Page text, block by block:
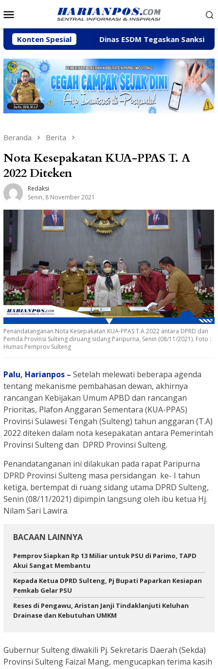
ke
Mobile
Konten Spesial
Feiny Dinas ESDM Tegaskan Sanksi CV BBN
Beranda Berita
Nota Kesepakatan KUA-PPAS T. A
2022 Diteken
Redaksi
Senin, 8 November 2021
Penandatanganan Nota Kesepakatan KUA-PPAS T.A 2022 antara DPRD dan
Pemda Provinsi Sulteng diruang sidang Paripurna, Senin (08/11/2021). Foto :
Humas Pemprov Sulteng
Palu, Harianpos – Setelah melewati beberapa agenda
tentang mekanisme pembahasan dewan, akhirnya
rancangan Kebijakan Umum APBD dan rancangan
Prioritas, Plafon Anggaran Sementara (KUA-PPAS)
Provinsi Sulawesi Tengah (Sulteng) tahun anggaran (T.A)
2022 diteken dalam nota kesepakatan antara Pemerintah
Provinsi Sulteng dan DPRD Provinsi Sulteng.
Penandatanganan ini dilakukan pada rapat Paripurna
DPRD Provinsi Sulteng masa persidangan ke- I tahun
ketiga, bertempat di ruang sidang utama DPRD Sulteng,
Senin (08/11/2021) dipimpin langsung oleh ibu ketua Hj.
Nilam Sari Lawira.
BACAAN LAINNYA
Pemprov Siapkan Rp 13 Miliar untuk PSU di Parimo, TAPD
Akui Sangat Membantu
Kepada Ketua DPRD Sulteng, Pj Bupati Paparkan Kesiapan
Pemkab Gelar PSU
Reses di Pengawu, Aristan Janji Tindaklanjuti Keluhan
Drainase dan Kebutuhan UMKM
Gubernur Sulteng diwakili Pj. Sekretaris Daerah (Sekda)
Provinsi Sulteng Faizal Mang, mengucapkan terima kasih